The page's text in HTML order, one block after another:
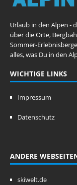
Urlaub in den Alpen -
über die Orte,
Sommer-
alles, was Du in den
WICHTIGE LINKS
Impressum
Datenschutz
ANDERE
skiwelt.de